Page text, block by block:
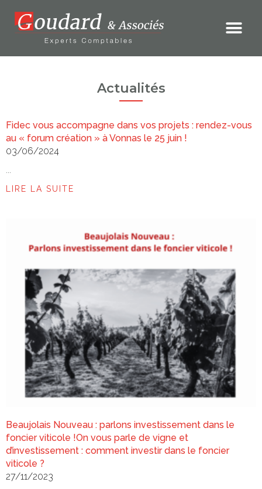
Actualités
Fidec vous accompagne dans vos projets : rendez-vous
au « forum création » à Vonnas le 25 juin !
03/06/2024
...
LIRE LA SUITE
Beaujolais Nouveau : parlons investissement dans le
foncier viticole !On vous parle de vigne et
d’investissement : comment investir dans le foncier
viticole ?
27/11/2023